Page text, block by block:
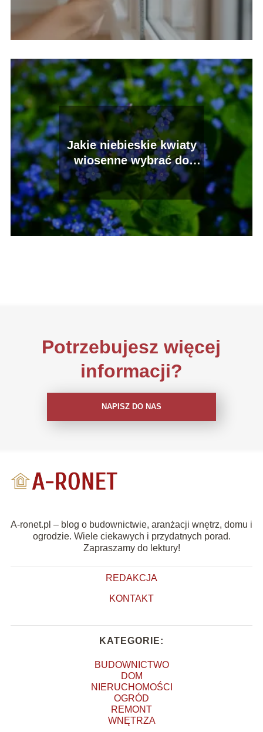
Jakie niebieskie kwiaty
wiosenne wybrać do
ogrodu?
Potrzebujesz więcej
informacji?
NAPISZ DO NAS
A-ronet.pl – blog o budownictwie, aranżacji wnętrz, domu i
ogrodzie. Wiele ciekawych i przydatnych porad.
Zapraszamy do lektury!
REDAKCJA
KONTAKT
KATEGORIE:
BUDOWNICTWO
DOM
NIERUCHOMOŚCI
OGRÓD
REMONT
WNĘTRZA